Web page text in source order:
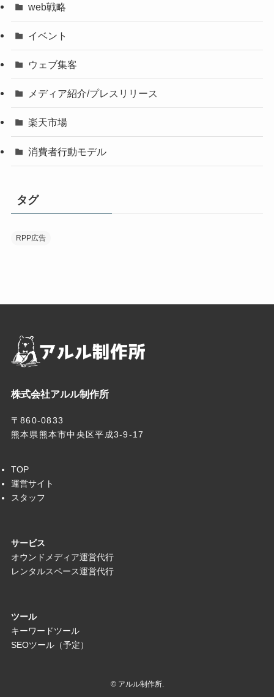
web戦略
イベント
ウェブ集客
メディア紹介/プレスリリース
楽天市場
消費者行動モデル
タグ
RPP広告
株式会社アルル制作所
〒860-0833
熊本県熊本市中央区平成3-9-17
TOP
運営サイト
スタッフ
サービス
オウンドメディア運営代行
レンタルスペース運営代行
ツール
キーワードツール
SEOツール（予定）
©アルル制作所.